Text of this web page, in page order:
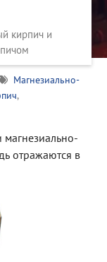
кирпич и
Магнезиально-
,
отражаются в